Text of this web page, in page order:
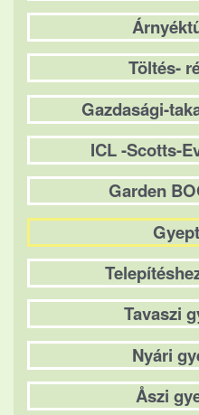
Töltés-
Gazdasági-
ICL -Scotts-
Garden
Tavaszi
Nyári
Åszi